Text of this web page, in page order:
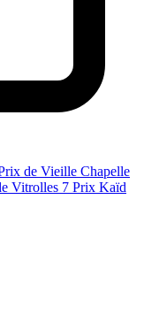
de Vieille Chapelle
Vitrolles 7 Prix Kaïd